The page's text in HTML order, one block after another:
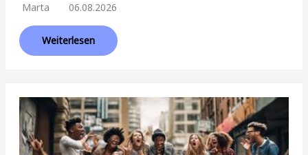
Marta 06.08.2026
Weiterlesen